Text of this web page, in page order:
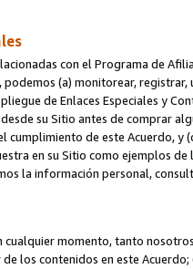
con el Programa de
podemos (a) monitorear,
de Enlaces Especiales y
su Sitio antes de comprar
cumplimiento de este Acuerdo,
en su Sitio como ejemplos
la información personal,
cualquier momento, tanto
los contenidos en este